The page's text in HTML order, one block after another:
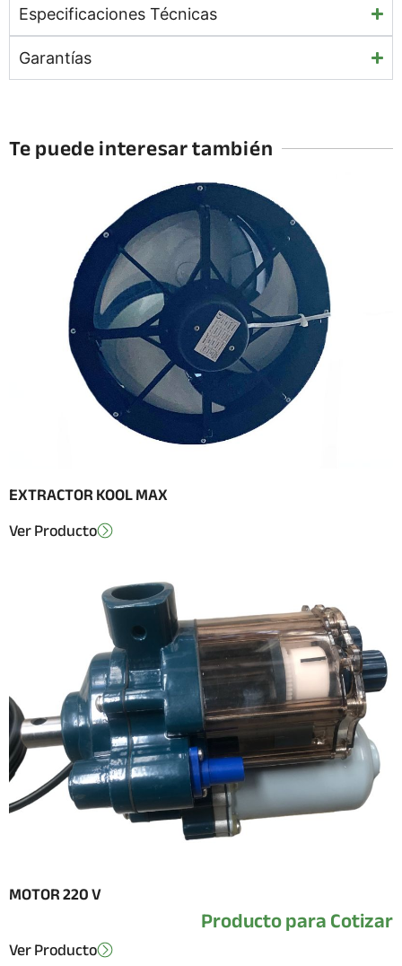
Especificaciones Técnicas
Garantías
Te puede interesar también
EXTRACTOR KOOL MAX
Ver Producto
MOTOR 220 V
Producto para Cotizar
Ver Producto